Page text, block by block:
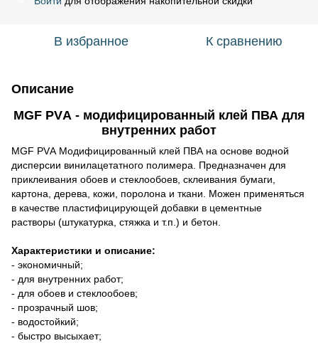
В избранное К сравнению
Описание
MGF PVА - модифицированный клей ПВА для
внутренних работ
MGF PVА Модифицированный клей ПВА на основе водной
дисперсии винилацетатного полимера. Предназначен для
приклеивания обоев и стеклообоев, склеивания бумаги,
картона, дерева, кожи, поролона и ткани. Можен применяться
в качестве пластифицирующей добавки в цементные
растворы (штукатурка, стяжка и т.п.) и бетон.
Характеристики и описание:
- экономичный;
- для внутренних работ;
- для обоев и стеклообоев;
- прозрачный шов;
- водостойкий;
- быстро высыхает;